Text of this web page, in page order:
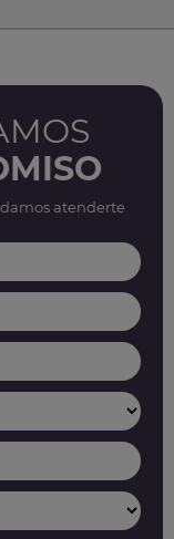
atenderte